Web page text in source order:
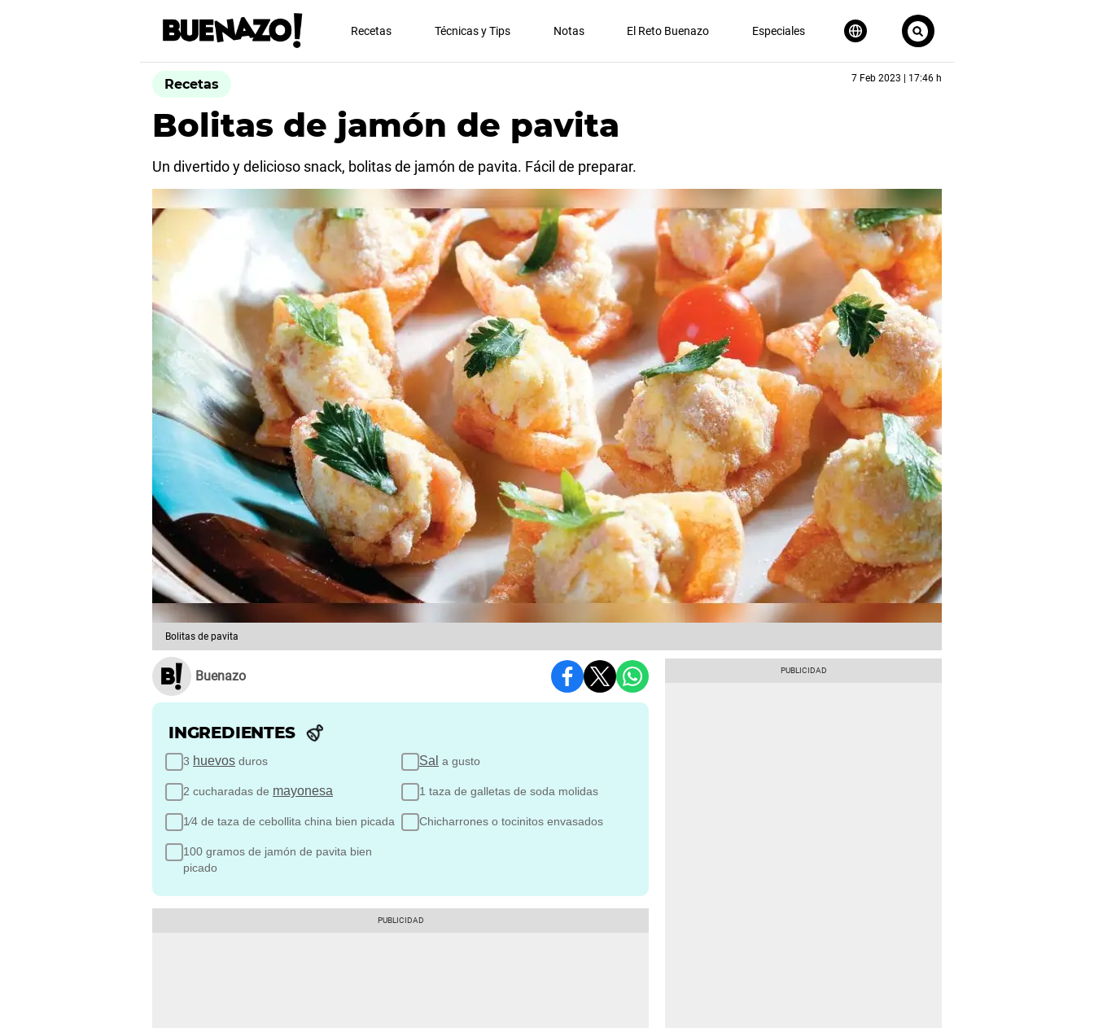
Recetas Técnicas y Tips Notas El Reto Buenazo Especiales
Recetas 7 Feb 2023 | 17:46 h
Bolitas de jamón de pavita
Un divertido y delicioso snack, bolitas de jamón de pavita. Fácil de preparar.
Bolitas de pavita
Buenazo
INGREDIENTES
3 huevos duros
2 cucharadas de mayonesa
1⁄4 de taza de cebollita china bien picada
100 gramos de jamón de pavita bien
picado
Sal a gusto
1 taza de galletas de soda molidas
Chicharrones o tocinitos envasados